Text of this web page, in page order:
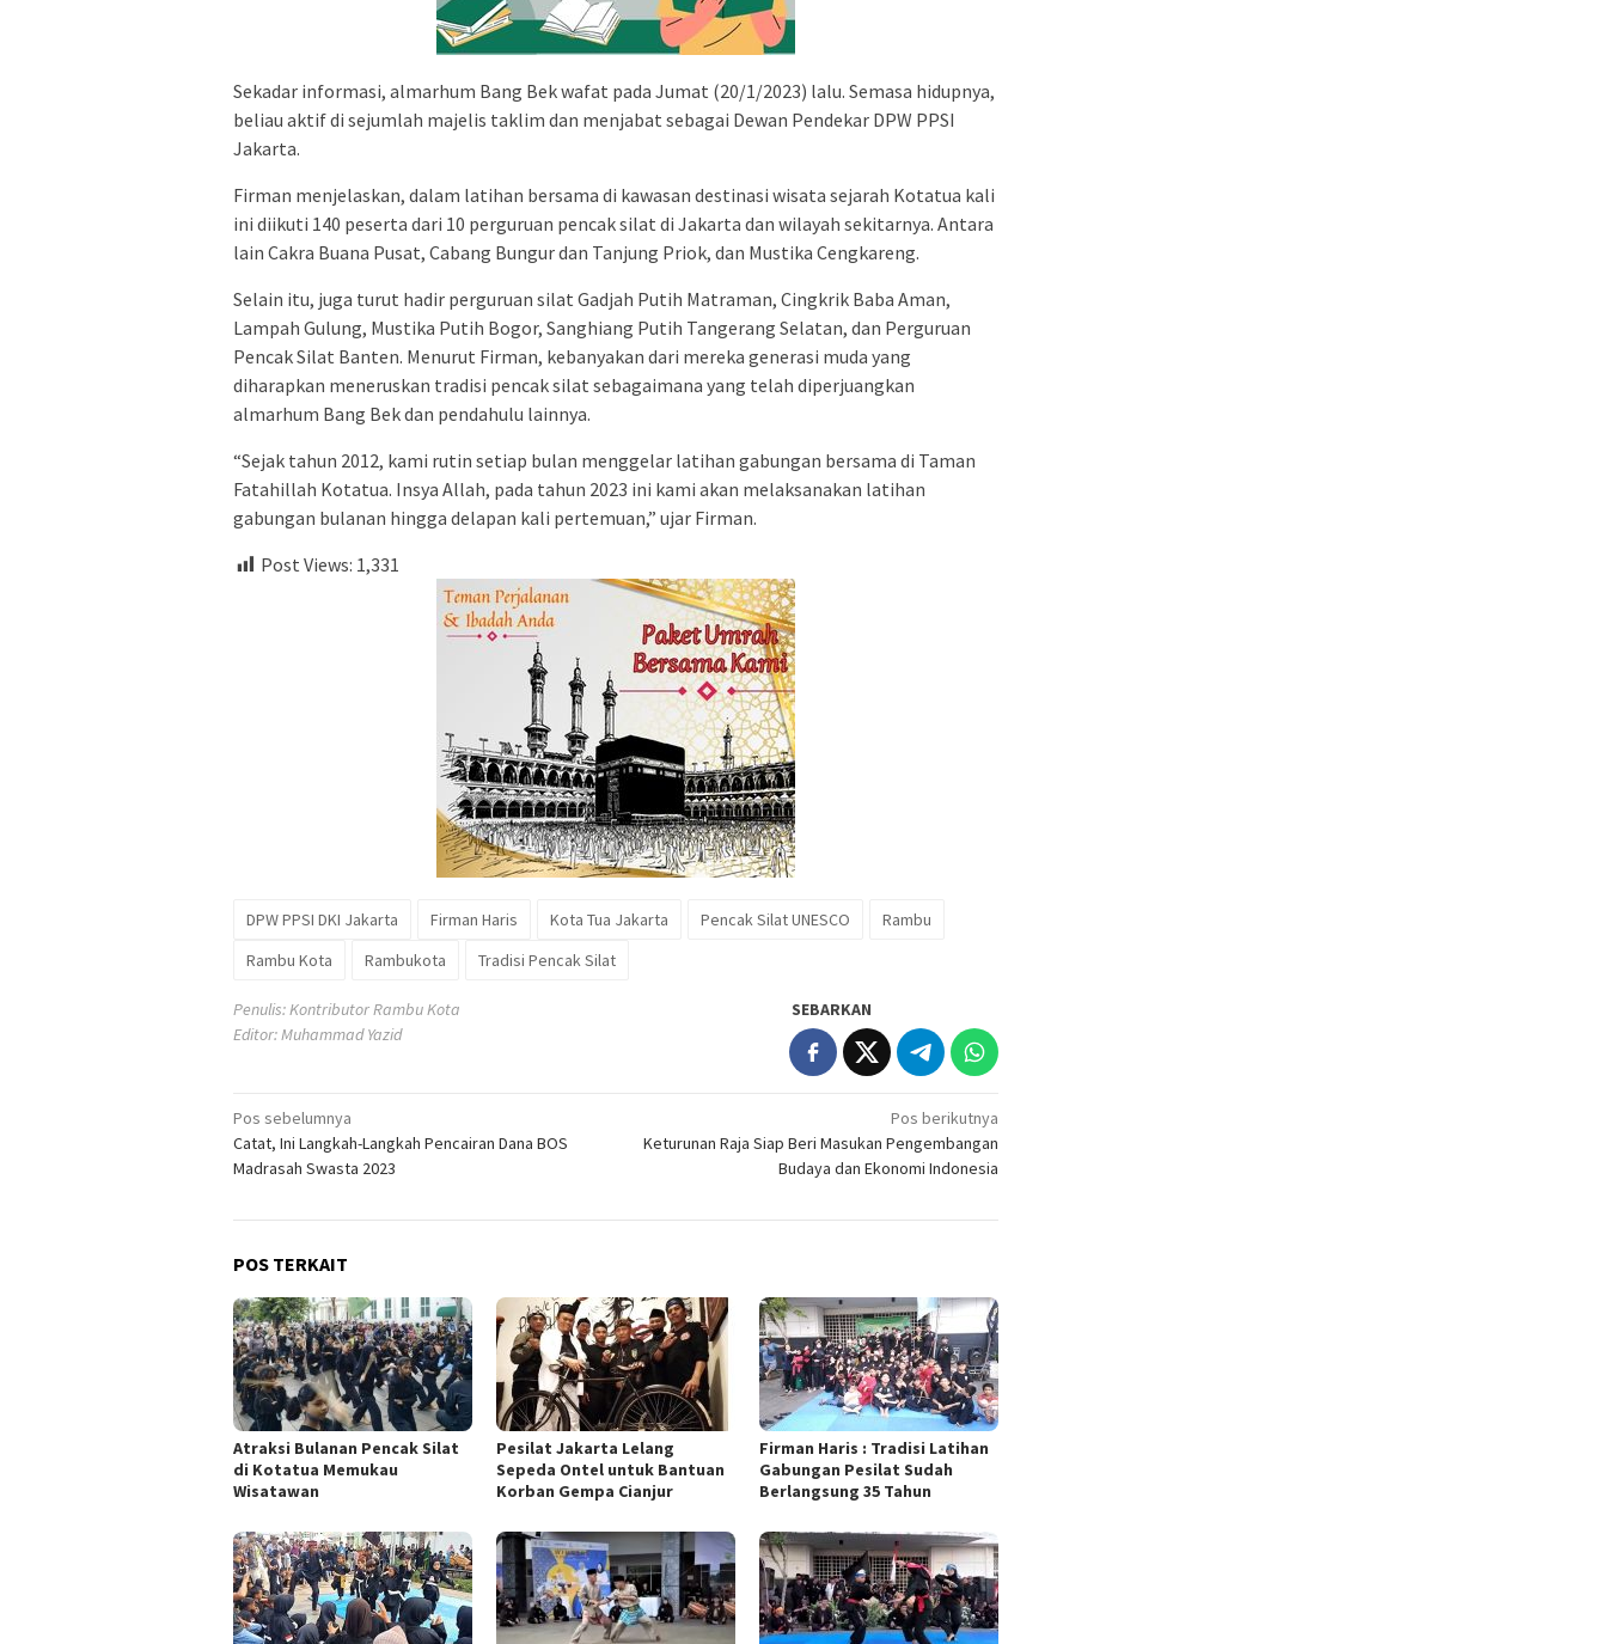
Sekadar informasi, almarhum Bang Bek wafat pada Jumat (20/1/2023) lalu. Semasa hidupnya,
beliau aktif di sejumlah majelis taklim dan menjabat sebagai Dewan Pendekar DPW PPSI
Jakarta.
Firman menjelaskan, dalam latihan bersama di kawasan destinasi wisata sejarah Kotatua kali
ini diikuti 140 peserta dari 10 perguruan pencak silat di Jakarta dan wilayah sekitarnya. Antara
lain Cakra Buana Pusat, Cabang Bungur dan Tanjung Priok, dan Mustika Cengkareng.
Selain itu, juga turut hadir perguruan silat Gadjah Putih Matraman, Cingkrik Baba Aman,
Lampah Gulung, Mustika Putih Bogor, Sanghiang Putih Tangerang Selatan, dan Perguruan
Pencak Silat Banten. Menurut Firman, kebanyakan dari mereka generasi muda yang
diharapkan meneruskan tradisi pencak silat sebagaimana yang telah diperjuangkan
almarhum Bang Bek dan pendahulu lainnya.
“Sejak tahun 2012, kami rutin setiap bulan menggelar latihan gabungan bersama di Taman
Fatahillah Kotatua. Insya Allah, pada tahun 2023 ini kami akan melaksanakan latihan
gabungan bulanan hingga delapan kali pertemuan,” ujar Firman.
Post Views: 1,331
DPW PPSI DKI Jakarta Firman Haris Kota Tua Jakarta Pencak Silat UNESCO
Rambu
Rambu Kota
Rambukota Tradisi Pencak Silat
Penulis: Kontributor Rambu Kota
Editor: Muhammad Yazid
SEBARKAN
Navigasi
pos
Pos sebelumnya
Catat, Ini Langkah-Langkah Pencairan Dana BOS
Madrasah Swasta 2023
Pos berikutnya
Keturunan Raja Siap Beri Masukan Pengembangan
Budaya dan Ekonomi Indonesia
POS TERKAIT
Atraksi Bulanan Pencak Silat
di Kotatua Memukau
Wisatawan
Pesilat Jakarta Lelang
Sepeda Ontel untuk Bantuan
Korban Gempa Cianjur
Firman Haris : Tradisi Latihan
Gabungan Pesilat Sudah
Berlangsung 35 Tahun